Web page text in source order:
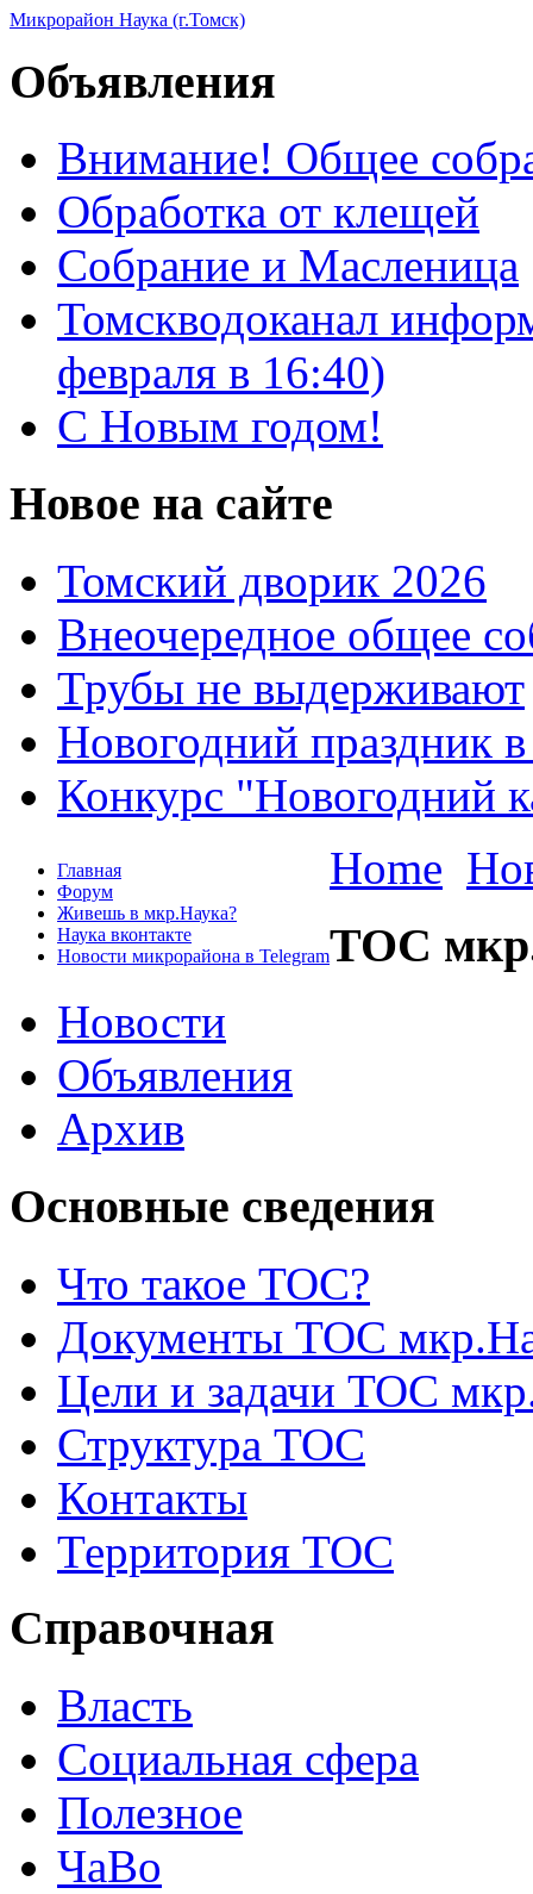
Микрорайон Наука (г.Томск)
Объявления
Внимание! Общее
Обработка от клещей
Собрание и Масленица
Томскводоканал
февраля в 16:40)
С Новым годом!
Новое на сайте
Томский дворик 2026
Внеочередное общее
Трубы не выдерживают
Новогодний праздник
Конкурс "Новогодний
Главная
Форум
Живешь в мкр.Наука?
Наука вконтакте
Новости микрорайона в Telegram
Home
ТОС
Новости
Объявления
Архив
Основные сведения
Что такое ТОС?
Документы ТОС
Цели и задачи ТОС
Структура ТОС
Контакты
Территория ТОС
Справочная
Власть
Социальная сфера
Полезное
ЧаВо